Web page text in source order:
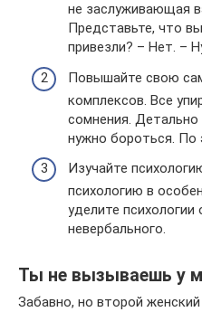
не заслуживающая
Представьте, что
привезли? – Нет. –
Повышайте свою
комплексов. Все
сомнения. Детально
нужно бороться. По
Изучайте
психологию в
уделите
невербального.
Ты не вызываешь у
Забавно, но второй